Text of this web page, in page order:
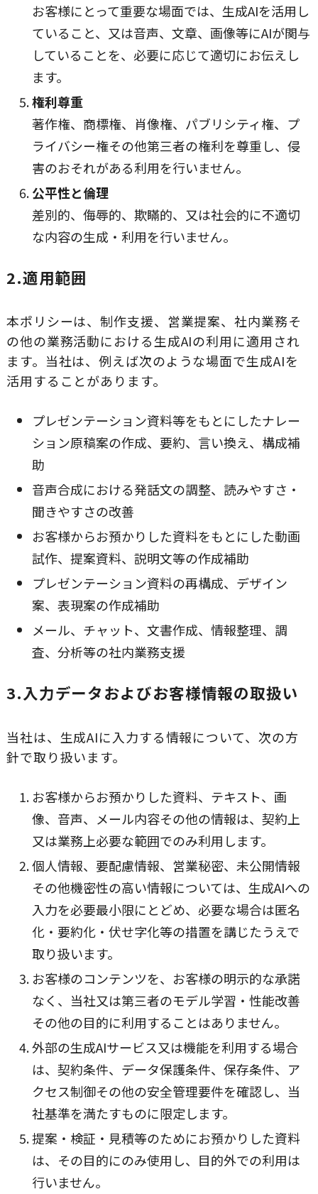
お客様にとって重要な場面では、生成AIを活用し
ていること、又は音声、文章、画像等にAIが関与
していることを、必要に応じて適切にお伝えし
ます。
権利尊重
著作権、商標権、肖像権、パブリシティ権、プ
ライバシー権その他第三者の権利を尊重し、侵
害のおそれがある利用を行いません。
公平性と倫理
差別的、侮辱的、欺瞞的、又は社会的に不適切
な内容の生成・利用を行いません。
2.適用範囲
本ポリシーは、制作支援、営業提案、社内業務そ
の他の業務活動における生成AIの利用に適用され
ます。当社は、例えば次のような場面で生成AIを
活用することがあります。
プレゼンテーション資料等をもとにしたナレー
ション原稿案の作成、要約、言い換え、構成補
助
音声合成における発話文の調整、読みやすさ・
聞きやすさの改善
お客様からお預かりした資料をもとにした動画
試作、提案資料、説明文等の作成補助
プレゼンテーション資料の再構成、デザイン
案、表現案の作成補助
メール、チャット、文書作成、情報整理、調
査、分析等の社内業務支援
3.入力データおよびお客様情報の取扱い
当社は、生成AIに入力する情報について、次の方
針で取り扱います。
お客様からお預かりした資料、テキスト、画
像、音声、メール内容その他の情報は、契約上
又は業務上必要な範囲でのみ利用します。
個人情報、要配慮情報、営業秘密、未公開情報
その他機密性の高い情報については、生成AIへの
入力を必要最小限にとどめ、必要な場合は匿名
化・要約化・伏せ字化等の措置を講じたうえで
取り扱います。
お客様のコンテンツを、お客様の明示的な承諾
なく、当社又は第三者のモデル学習・性能改善
その他の目的に利用することはありません。
外部の生成AIサービス又は機能を利用する場合
は、契約条件、データ保護条件、保存条件、ア
クセス制御その他の安全管理要件を確認し、当
社基準を満たすものに限定します。
提案・検証・見積等のためにお預かりした資料
は、その目的にのみ使用し、目的外での利用は
行いません。